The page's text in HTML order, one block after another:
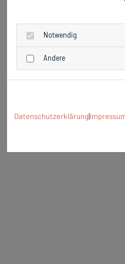
Notwendig
Andere
Datenschutzerklärung|